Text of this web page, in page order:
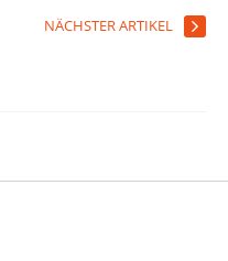
NÄCHSTER ARTIKEL